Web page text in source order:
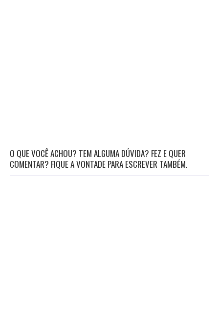
O QUE VOCÊ ACHOU? TEM ALGUMA DÚVIDA? FEZ E QUER
COMENTAR? FIQUE A VONTADE PARA ESCREVER TAMBÉM.